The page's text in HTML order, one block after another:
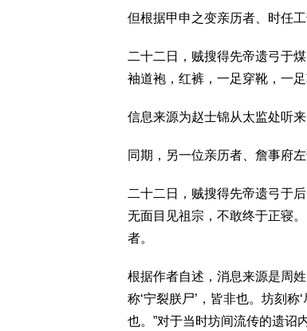
但根据甲申之变亲历者、时任
二十二日，贼搜得先帝遗弓于
袖道袍，红裤，一足穿靴，一
信息来源为赵士锦从太监处听
同期，另一位亲历者、詹事府
二十二日，贼搜得先帝遗弓于
无面目见祖宗，不敢终于正寝
者。
根据作者自述，消息来源是周
称‘宁裂朕尸’，皆非也。坊刻
也。”对于当时坊间流传的遗诏